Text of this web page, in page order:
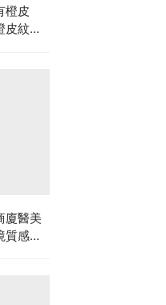
橙皮
紋改
廈醫美
感、